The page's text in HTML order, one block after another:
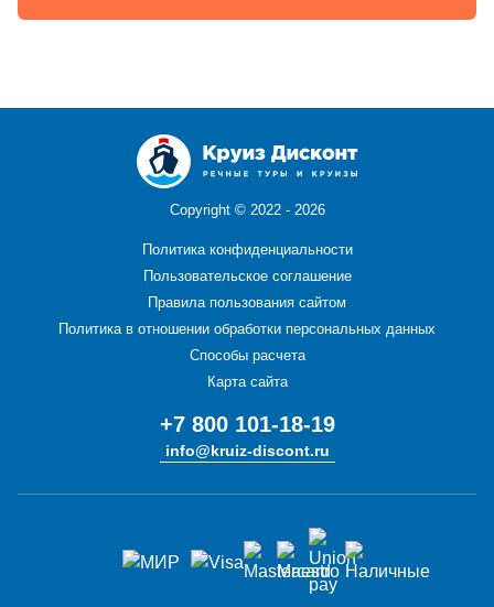
Copyright © 2022 - 2026
Политика конфиденциальности
Пользовательское соглашение
Правила пользования сайтом
Политика в отношении обработки персональных данных
Способы расчета
Карта сайта
+7 800 101-18-19
info@kruiz-discont.ru